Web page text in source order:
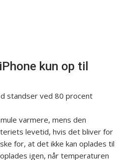
kun op til
standser ved 80 procent
varmere, mens den
levetid, hvis det bliver for
for, at det ikke kan oplades til
igen, når temperaturen